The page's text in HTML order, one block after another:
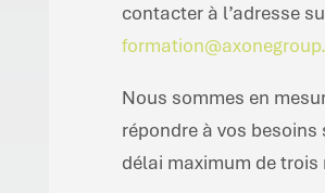
contacter à l’adresse
Nous sommes en
répondre à vos besoins
délai maximum de trois